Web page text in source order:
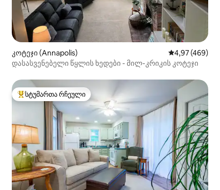
კოტეჯი (Annapolis) საშუალო
4,97 (469)
დასასვენებელი წყლის ხედები - მილ-კრიკის კოტეჯი
სტუმართა რჩეული მოწინავე ვარიანტი
სტუმართა რჩეული